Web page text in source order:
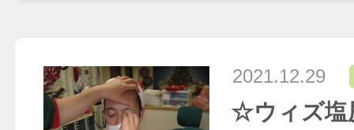
2021.12.29
☆ウィズ塩